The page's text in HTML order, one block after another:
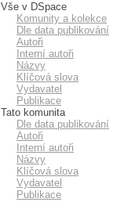
Vše v DSpace
Komunity a kolekce
Dle data publikování
Autoři
Interní autoři
Názvy
Klíčová slova
Vydavatel
Publikace
Tato komunita
Dle data publikování
Autoři
Interní autoři
Názvy
Klíčová slova
Vydavatel
Publikace